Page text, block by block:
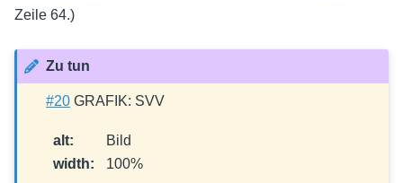
Zeile 64.)
Zu tun
#20 GRAFIK: SVV
alt:
Bild
width: 100%